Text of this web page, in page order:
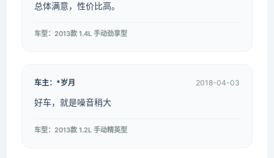
总体满意，性价比高。
车型：2013款 1.4L 手动劲享型
车主：*岁月 2018-04-03
好车，就是噪音稍大
车型：2013款 1.2L 手动精英型